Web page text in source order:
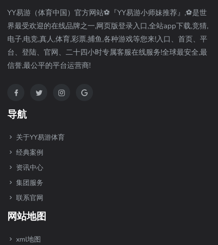
YY易游（体育中国）官方网站⚽️『YY易游小师妹推荐』,⚽️是世
界最受欢迎的在线品牌之一,网页版登录入口,全站app下载,竞猜,
电子,电竞,真人,体育,彩票,捕鱼,各种游戏等您来!入口、首页、平
台、登陆、官网、二十四小时专属客服在线服务!全球最安全,最
信誉,最公平的平台运营商!
导航
关于YY易游体育
经典案例
资讯中心
集团服务
联系官网
网站地图
xml地图